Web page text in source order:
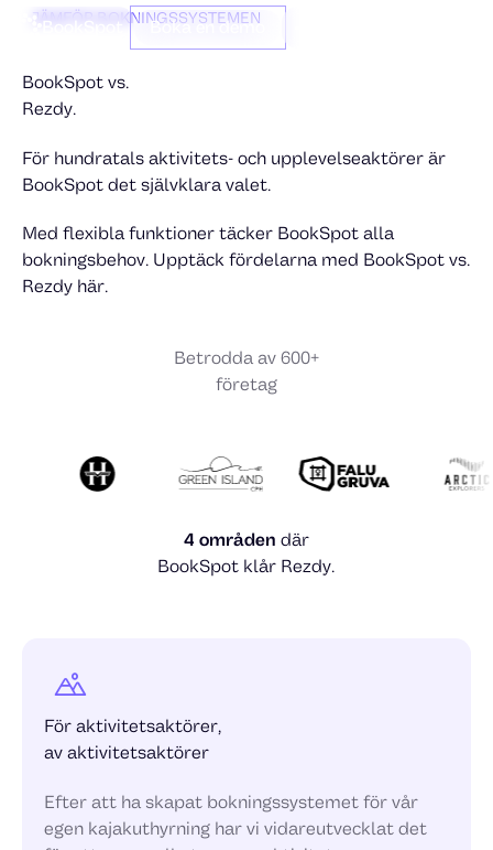
BookSpot Boka en demo
JÄMFÖR BOKNINGSSYSTEMEN
BookSpot vs.
Rezdy.
För hundratals aktivitets- och upplevelseaktörer är
BookSpot det självklara valet.
Med flexibla funktioner täcker BookSpot alla
bokningsbehov. Upptäck fördelarna med BookSpot vs.
Rezdy här.
Betrodda av 600+
företag
4 områden där
BookSpot klår Rezdy.
För aktivitetsaktörer,
av aktivitetsaktörer
Efter att ha skapat bokningssystemet för vår
egen kajakuthyrning har vi vidareutvecklat det